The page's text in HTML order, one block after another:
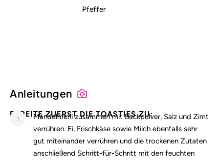
Pfeffer
Anleitungen
BEREITE ZUERST DIE TOASTIES ZU:
1
Mandelmehl zusammen mit Backpulver, Salz und Zimt
verrühren. Ei, Frischkäse sowie Milch ebenfalls sehr
gut miteinander verrühren und die trockenen Zutaten
anschließend Schritt-für-Schritt mit den feuchten